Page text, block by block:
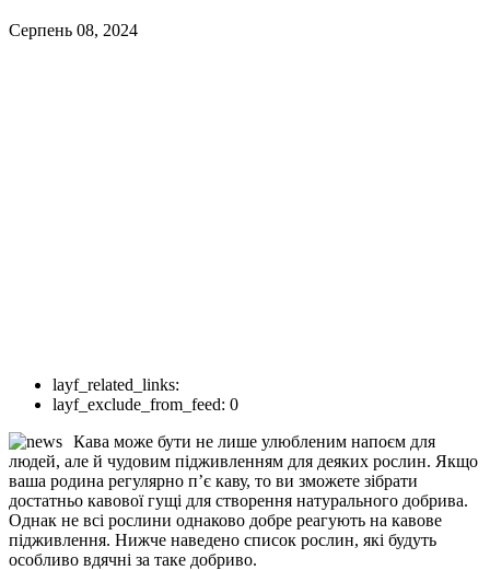
Серпень 08, 2024
layf_related_links:
layf_exclude_from_feed: 0
Кава може бути не лише улюбленим напоєм для
людей, але й чудовим підживленням для деяких рослин. Якщо
ваша родина регулярно п’є каву, то ви зможете зібрати
достатньо кавової гущі для створення натурального добрива.
Однак не всі рослини однаково добре реагують на кавове
підживлення. Нижче наведено список рослин, які будуть
особливо вдячні за таке добриво.